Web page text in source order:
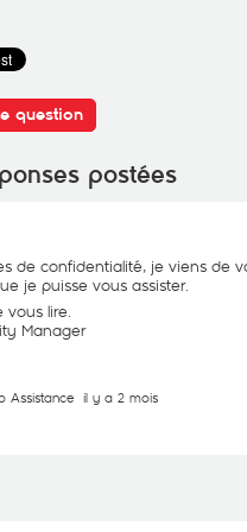
question
postées
de confidentialité, je viens de
je puisse vous assister.
vous lire.
Manager
Assistance il y a 2 mois